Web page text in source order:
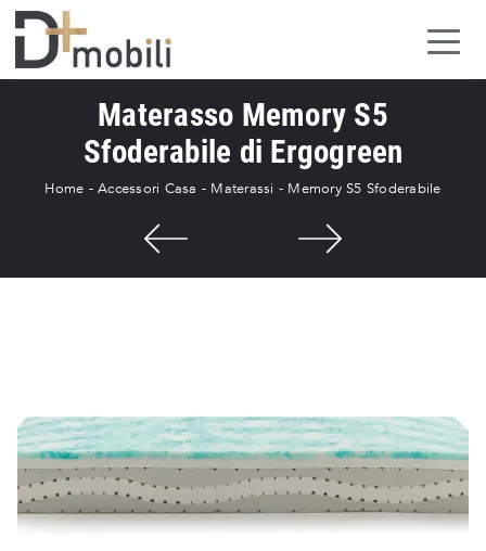
Materasso Memory S5
Sfoderabile di Ergogreen
Home -Accessori Casa - Materassi - Memory S5 Sfoderabile